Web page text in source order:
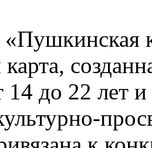
карта,
14 до 22 лет